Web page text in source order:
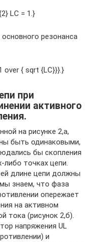
LC = 1.}
резонанса
over { sqrt {LC}}}.}
при
активного
на рисунке 2,а,
быть одинаковыми,
бы скопления
либо точках цепи.
длине цепи должны
знаем, что фаза
опережает
на активном
тока (рисунок 2,б).
напряжения UL
и